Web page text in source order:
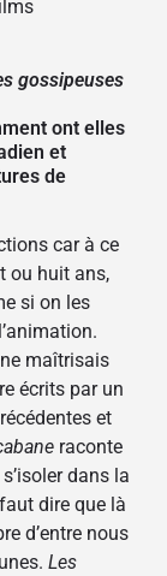
gossipeuses
ont elles
et
de
car à ce
ou huit ans,
si on les
ne maîtrisais
écrits par un
et
raconte
dans la
dire que là
d’entre nous
Les